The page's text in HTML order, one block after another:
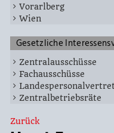
Vorarlberg
Wien
Gesetzliche
Zentralausschüsse
Fachausschüsse
Zentralbetriebsräte
Zurück